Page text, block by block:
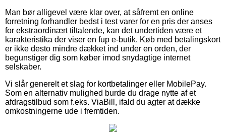
Man bør alligevel være klar over, at såfremt en online
forretning forhandler bedst i test varer for en pris der anses
for ekstraordinært tiltalende, kan det undertiden være et
karakteristika der viser en fup e-butik. Køb med betalingskort
er ikke desto mindre dækket ind under en orden, der
begunstiger dig som køber imod snydagtige internet
selskaber.
Vi slår generelt et slag for kortbetalinger eller MobilePay.
Som en alternativ mulighed burde du drage nytte af et
afdragstilbud som f.eks. ViaBill, ifald du agter at dække
omkostningerne ude i fremtiden.